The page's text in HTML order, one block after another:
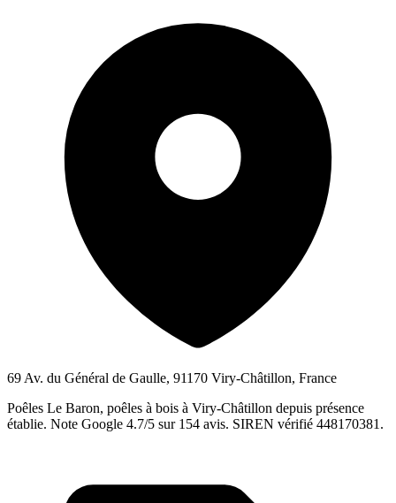
69 Av. du Général de Gaulle, 91170 Viry-Châtillon, France
Poêles Le Baron, poêles à bois à Viry-Châtillon depuis présence
établie. Note Google 4.7/5 sur 154 avis. SIREN vérifié 448170381.